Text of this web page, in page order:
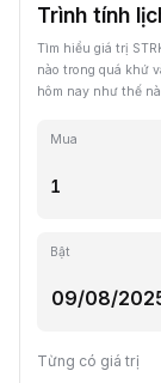
Trình tính
Tìm hiểu giá trị
nào trong quá khứ
hôm nay như thế
Mua
Bật
Từng có giá trị